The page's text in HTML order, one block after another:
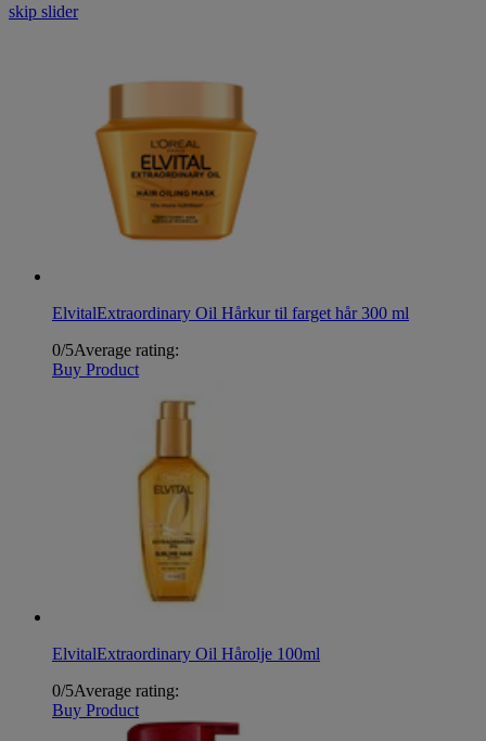
skip slider
ElvitalExtraordinary Oil Hårkur til farget hår 300 ml
0/5Average rating:
Buy Product
ElvitalExtraordinary Oil Hårolje 100ml
0/5Average rating:
Buy Product